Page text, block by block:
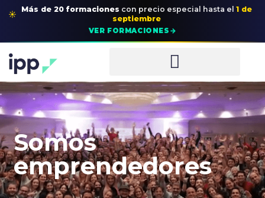
☀ Más de 20 formaciones con precio especial hasta el 1 de
septiembre
VER FORMACIONES →
Somos
emprendedores